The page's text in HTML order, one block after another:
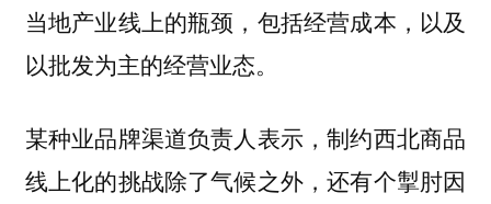
当地产业线上的瓶颈，包括经营成本，以及
以批发为主的经营业态。
某种业品牌渠道负责人表示，制约西北商品
线上化的挑战除了气候之外，还有个掣肘因